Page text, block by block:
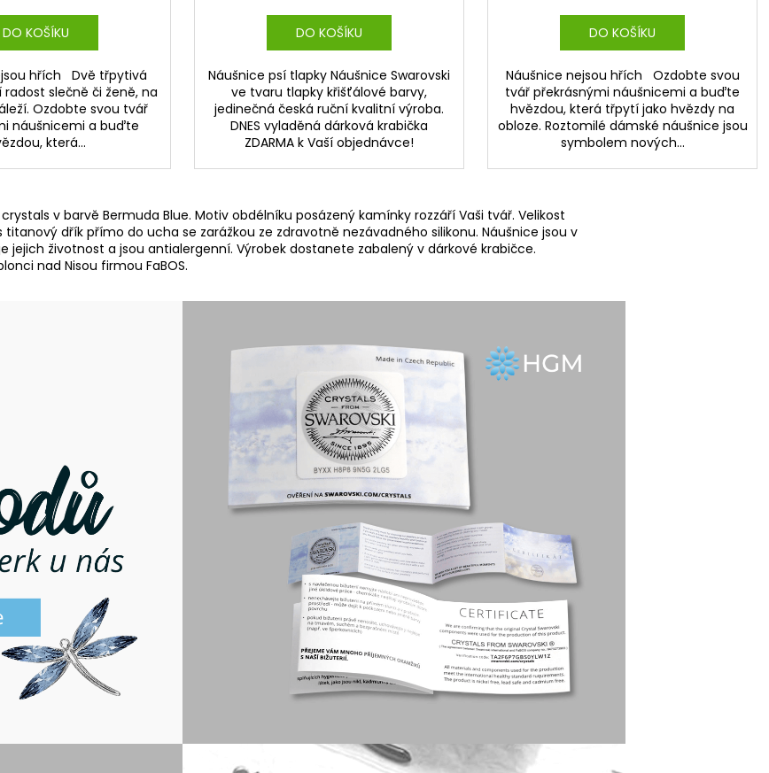
DO KOŠÍKU
hřích Dvě třpytivá
slečně či ženě, na
Ozdobte svou tvář
náušnicemi a buďte
která...
DO KOŠÍKU
Náušnice psí tlapky Náušnice Swarovski
ve tvaru tlapky křišťálové barvy,
jedinečná česká ruční kvalitní výroba.
DNES vyladěná dárková krabička
ZDARMA k Vaší objednávce!
DO KOŠÍKU
Náušnice nejsou hřích Ozdobte svou
tvář překrásnými náušnicemi a buďte
hvězdou, která třpytí jako hvězdy na
obloze. Roztomilé dámské náušnice jsou
symbolem nových...
v barvě Bermuda Blue. Motiv obdélníku posázený kamínky rozzáří Vaši tvář. Velikost
titanový dřík přímo do ucha se zarážkou ze zdravotně nezávadného silikonu. Náušnice jsou v
jejich životnost a jsou antialergenní. Výrobek dostanete zabalený v dárkové krabičce.
nad Nisou firmou FaBOS.